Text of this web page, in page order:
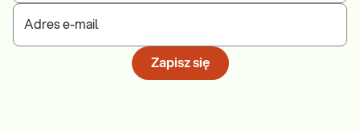
Adres e-mail
Zapisz się